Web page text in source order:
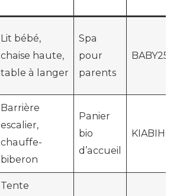
Lit bébé,
chaise haute,
table à langer
Spa
pour
parents
BABY25
Barrière
escalier,
chauffe-
biberon
Panier
bio
d’accueil
Tente